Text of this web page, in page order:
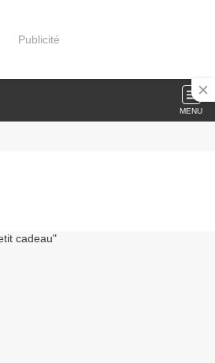
Publicité
MENU